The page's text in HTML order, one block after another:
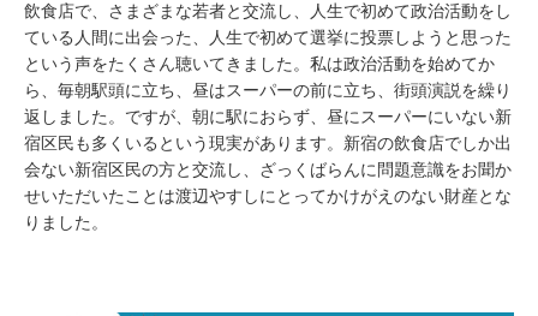
飲食店で、さまざまな若者と交流し、人生で初めて政治活動をし
ている人間に出会った、人生で初めて選挙に投票しようと思った
という声をたくさん聴いてきました。私は政治活動を始めてか
ら、毎朝駅頭に立ち、昼はスーパーの前に立ち、街頭演説を繰り
返しました。ですが、朝に駅におらず、昼にスーパーにいない新
宿区民も多くいるという現実があります。新宿の飲食店でしか出
会ない新宿区民の方と交流し、ざっくばらんに問題意識をお聞か
せいただいたことは渡辺やすしにとってかけがえのない財産とな
りました。